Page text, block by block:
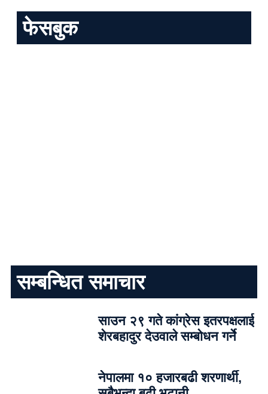
फेसबुक
सम्बन्धित समाचार
साउन २९ गते कांग्रेस इतरपक्षलाई
शेरबहादुर देउवाले सम्बोधन गर्ने
नेपालमा १० हजारबढी शरणार्थी,